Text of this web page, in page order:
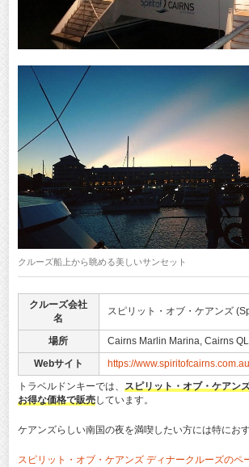
クルーズ船上から眺める美しいサンセット
クルーズ会社
名
スピリット・オブ・ケアンズ
場所 Cairns Marlin Marina, Cairns
Webサイト
https://
トラベルドンキーでは、 スピリット・オブ・ケアン
お得な価格で販売しています。
ケアンズらしい南国の夜を満喫したい方には特におす
スピリット・オブ・ケアンズ ディナークルーズのペ